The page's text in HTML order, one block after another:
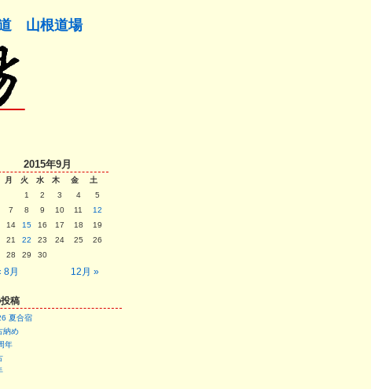
山根道場
2015年9月
月 火 水 木 金 土
8月 12月 »
1 2 3 4
5
7 8 9 10 11
12
14 15 16 17 18
19
21 22 23 24 25
26
28 29 30
稿
夏合宿
納め
年